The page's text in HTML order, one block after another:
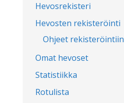
Hevosrekisteri
Hevosten rekisteröinti
Ohjeet rekisteröintiin
Omat hevoset
Statistiikka
Rotulista